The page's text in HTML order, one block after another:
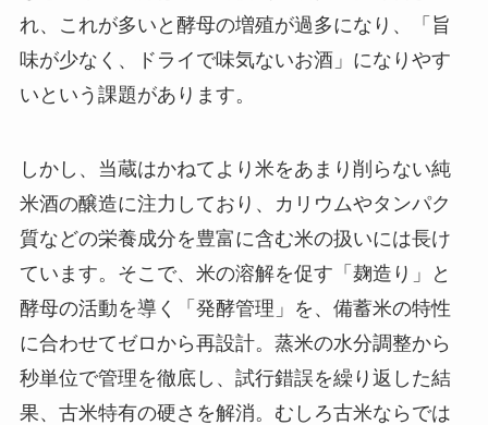
れ、これが多いと酵母の増殖が過多になり、「旨
味が少なく、ドライで味気ないお酒」になりやす
いという課題があります。
しかし、当蔵はかねてより米をあまり削らない純
米酒の醸造に注力しており、カリウムやタンパク
質などの栄養成分を豊富に含む米の扱いには長け
ています。そこで、米の溶解を促す「麹造り」と
酵母の活動を導く「発酵管理」を、備蓄米の特性
に合わせてゼロから再設計。蒸米の水分調整から
秒単位で管理を徹底し、試行錯誤を繰り返した結
果、古米特有の硬さを解消。むしろ古米ならでは